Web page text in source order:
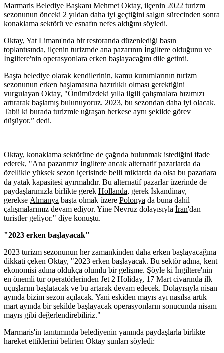
Marmaris Belediye Başkanı Mehmet Oktay, ilçenin 2022 turizm
sezonunun önceki 2 yıldan daha iyi geçtiğini salgın sürecinden sonra
konaklama sektörü ve esnafın nefes aldığını söyledi.
Oktay, Yat Limanı'nda bir restoranda düzenlediği basın
toplantısında, ilçenin turizmde ana pazarının İngiltere olduğunu ve
İngiltere'nin operasyonlara erken başlayacağını dile getirdi.
Başta belediye olarak kendilerinin, kamu kurumlarının turizm
sezonunun erken başlamasına hazırlıklı olması gerektiğini
vurgulayan Oktay, "Önümüzdeki yılla ilgili çalışmalara hızımızı
artırarak başlamış bulunuyoruz. 2023, bu sezondan daha iyi olacak.
Tabii ki burada turizmle uğraşan herkese aynı şekilde görev
düşüyor.” dedi.
Oktay, konaklama sektörüne de çağrıda bulunmak istediğini ifade
ederek, "Ana pazarımız İngiltere ancak alternatif pazarlarda da
özellikle yüksek sezon içerisinde belli miktarda da olsa bu pazarlara
da yatak kapasitesi ayırmalıdır. Bu alternatif pazarlar üzerinde de
paydaşlarımızla birlikte gerek Hollanda, gerek İskandinav,
gerekse Almanya başta olmak üzere Polonya da buna dahil
çalışmalarımız devam ediyor. Yine Nevruz dolayısıyla İran'dan
turistler geliyor." diye konuştu.
"2023 erken başlayacak"
2023 turizm sezonunun her zamankinden daha erken başlayacağına
dikkati çeken Oktay, "2023 erken başlayacak. Bu sektör adına, kent
ekonomisi adına oldukça olumlu bir gelişme. Şöyle ki İngiltere'nin
en önemli tur operatörlerinden Jet 2 Holiday, 17 Mart civarında ilk
uçuşlarını başlatacak ve bu artarak devam edecek. Dolayısıyla nisan
ayında bizim sezon açılacak. Yani eskiden mayıs ayı nasılsa artık
mart ayında bir şekilde başlayacak operasyonların sonucunda nisanı
mayıs gibi değerlendirebiliriz."
Marmaris'in tanıtımında belediyenin yanında paydaşlarla birlikte
hareket ettiklerini belirten Oktay şunları söyledi: